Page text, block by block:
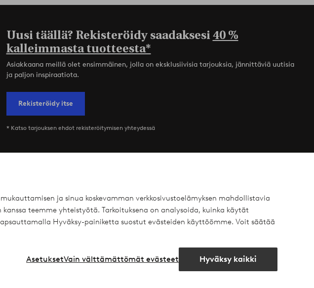
ja sinua koskevamman verkkosivustoelämyksen mahdollistavia
teemme yhteistyötä. Tarkoituksena on analysoida, kuinka käytät
Hyväksy-painiketta suostut evästeiden käyttöömme. Voit säätää
Hyväksy kaikki
Vain välttämättömät evästeet
Asetukset
Uusi täällä? Rekisteröidy saadaksesi40 %
kalleimmasta tuotteesta*
Asiakkaana meillä olet ensimmäinen, jolla on eksklusiivisia tarjouksia, jännittäviä uutisia
ja paljon inspiraatiota.
Rekisteröidy itse
* Katso tarjouksen ehdot rekisteröitymisen yhteydessä
kautta
Ehdot
Yleiset ehdot - Yksityisasiakas
Ystävät
Ellos